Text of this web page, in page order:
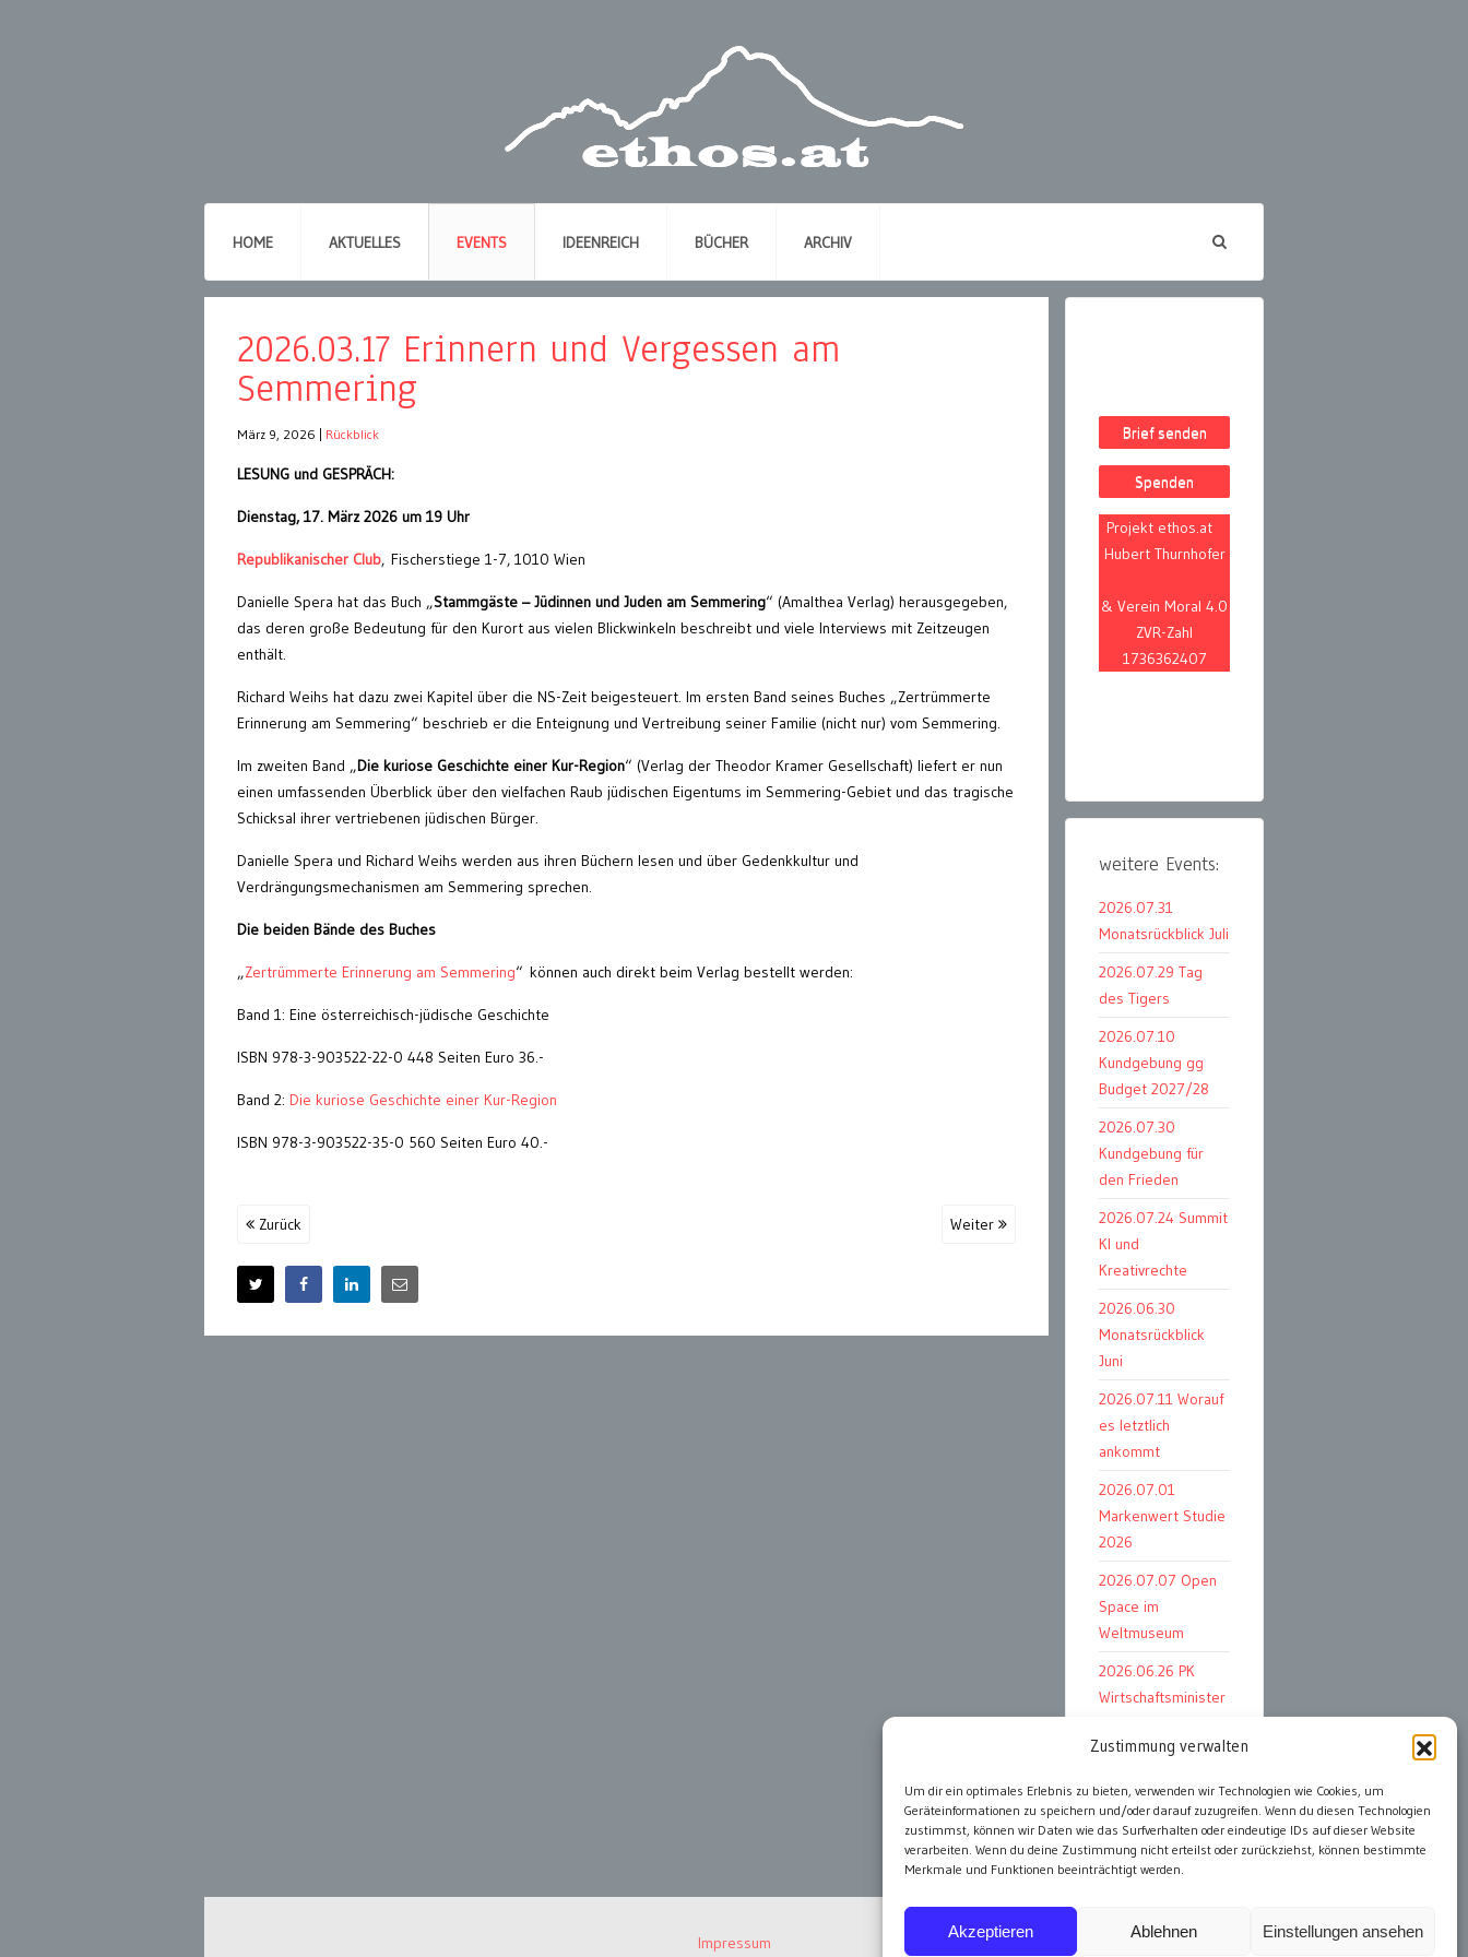
Zustimmung verwalten
Um dir ein optimales Erlebnis zu bieten, verwenden wir Technologien wie Cookies, um
Geräteinformationen zu speichern und/oder darauf zuzugreifen. Wenn du diesen Technologien
zustimmst, können wir Daten wie das Surfverhalten oder eindeutige IDs auf dieser Website
verarbeiten. Wenn du deine Zustimmung nicht erteilst oder zurückziehst, können bestimmte
Merkmale und Funktionen beeinträchtigt werden.
Akzeptieren Ablehnen Einstellungen ansehen
HOME AKTUELLES EVENTS IDEENREICH BÜCHER ARCHIV
2026.03.17 Erinnern und Vergessen am
Semmering
März 9, 2026 Rückblick
LESUNG und GESPRÄCH:
Dienstag, 17. März 2026 um 19 Uhr
Republikanischer Club, Fischerstiege 1-7, 1010 Wien
Danielle Spera hat das Buch „Stammgäste – Jüdinnen und Juden am Semmering“ (Amalthea Verlag) herausgegeben,
das deren große Bedeutung für den Kurort aus vielen Blickwinkeln beschreibt und viele Interviews mit Zeitzeugen
enthält.
Richard Weihs hat dazu zwei Kapitel über die NS-Zeit beigesteuert. Im ersten Band seines Buches „Zertrümmerte
Erinnerung am Semmering“ beschrieb er die Enteignung und Vertreibung seiner Familie (nicht nur) vom Semmering.
Im zweiten Band „Die kuriose Geschichte einer Kur-Region“ (Verlag der Theodor Kramer Gesellschaft) liefert er nun
einen umfassenden Überblick über den vielfachen Raub jüdischen Eigentums im Semmering-Gebiet und das tragische
Schicksal ihrer vertriebenen jüdischen Bürger.
Danielle Spera und Richard Weihs werden aus ihren Büchern lesen und über Gedenkkultur und
Verdrängungsmechanismen am Semmering sprechen.
Die beiden Bände des Buches
„Zertrümmerte Erinnerung am Semmering“ können auch direkt beim Verlag bestellt werden:
Band 1: Eine österreichisch-jüdische Geschichte
ISBN 978-3-903522-22-0 448 Seiten Euro 36.-
Band 2: Die kuriose Geschichte einer Kur-Region
ISBN 978-3-903522-35-0 560 Seiten Euro 40.-
Zurück Weiter
Brief senden
Spenden
Projekt ethos.at
Hubert Thurnhofer
& Verein Moral 4.0
ZVR-Zahl
1736362407
weitere Events:
2026.07.31
Monatsrückblick Juli
2026.07.29 Tag
des Tigers
2026.07.10
Kundgebung gg
Budget 2027/28
2026.07.30
Kundgebung für
den Frieden
2026.07.24 Summit
KI und
Kreativrechte
2026.06.30
Monatsrückblick
Juni
2026.07.11 Worauf
es letztlich
ankommt
2026.07.01
Markenwert Studie
2026
2026.07.07 Open
Space im
Weltmuseum
2026.06.26 PK
Wirtschaftsminister
alle Events
Impressum